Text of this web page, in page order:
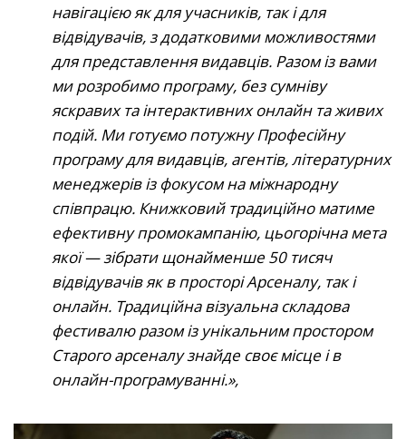
навігацією як для учасників, так і для
відвідувачів, з додатковими можливостями
для представлення видавців. Разом із вами
ми розробимо програму, без сумніву
яскравих та інтерактивних онлайн та живих
подій. Ми готуємо потужну Професійну
програму для видавців, агентів, літературних
менеджерів із фокусом на міжнародну
співпрацю. Книжковий традиційно матиме
ефективну промокампанію, цьогорічна мета
якої—зібрати щонайменше 50 тисяч
відвідувачів як в просторі Арсеналу, так і
онлайн. Традиційна візуальна складова
фестивалю разом із унікальним простором
Старого арсеналу знайде своє місце і в
онлайн-програмуванні.